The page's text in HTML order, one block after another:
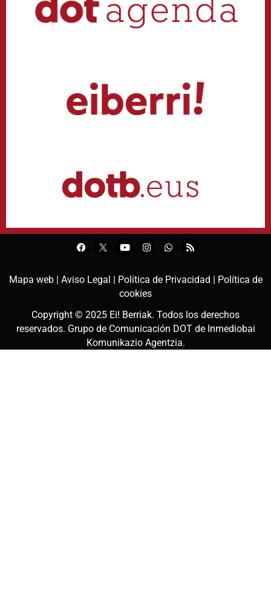
Mapa web | Aviso Legal | Política de Privacidad | Política de
cookies
Copyright © 2025 Ei! Berriak. Todos los derechos
reservados. Grupo de Comunicación DOT de Inmediobai
Komunikazio Agentzia.